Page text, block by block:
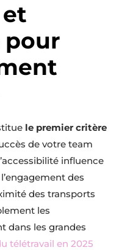
pour
le premier critère
de votre team
influence
des
des transports
les
dans les grandes
télétravail en 2025